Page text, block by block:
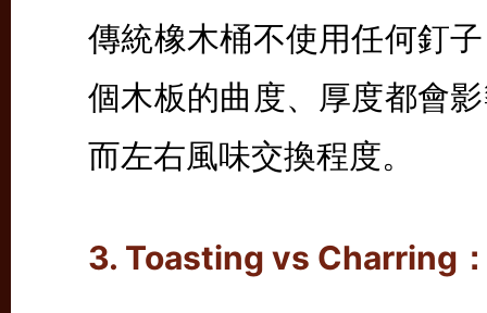
傳統橡木桶不使用任何釘
個木板的曲度、厚度都會
而左右風味交換程度。
3. Toasting vs Charring